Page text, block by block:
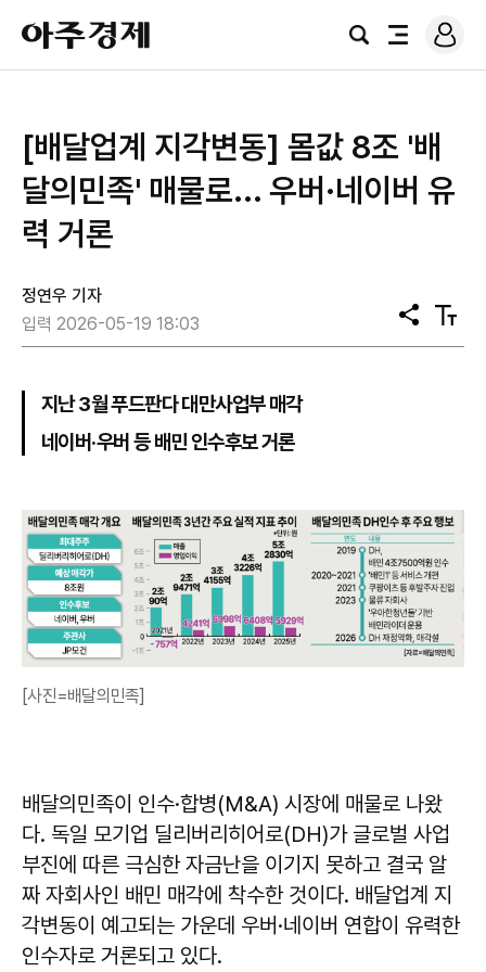
아
주
경
검
전
로
그
[배달업계 지각변동] 몸값 8조 '배
달의민족' 매물로... 우버·네이버 유
력 거론
정연우 기자
입력 2026-05-19 18:03
공
유
텍
스
지난 3월 푸드판다 대만사업부 매각
네이버·우버 등 배민 인수후보 거론
[사진=배달의민족]
배달의민족이 인수·합병(M&A) 시장에 매물로 나왔
다. 독일 모기업 딜리버리히어로(DH)가 글로벌 사업
부진에 따른 극심한 자금난을 이기지 못하고 결국 알
짜 자회사인 배민 매각에 착수한 것이다. 배달업계 지
각변동이 예고되는 가운데 우버·네이버 연합이 유력한
인수자로 거론되고 있다.